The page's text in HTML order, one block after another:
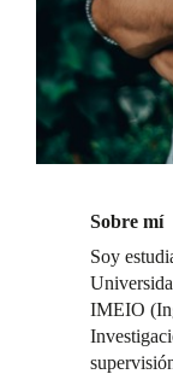
Sobre mí
Soy
IMEIO